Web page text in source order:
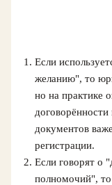
Если
желанию", то
но на практике
договорённости
документов
регистрации.
Если говорят о
полномочий", то